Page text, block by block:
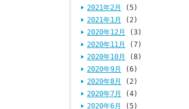
2021年2月
(5)
2021年1月
(2)
2020年12月
(3)
2020年11月
(7)
2020年10月
(8)
2020年9月
(6)
2020年8月
(2)
2020年7月
(4)
2020年6月
(5)